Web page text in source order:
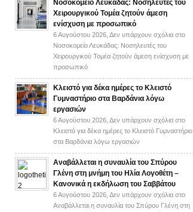
Νοσοκομείο Λευκάδας: Νοσηλευτές του
Χειρουργικού Τομέα ζητούν άμεση
ενίσχυση με προσωπικό
6 Αυγούστου 2026, Δεν υπάρχουν σχόλια στο
Νοσοκομείο Λευκάδας: Νοσηλευτές του
Χειρουργικού Τομέα ζητούν άμεση ενίσχυση με
προσωπικό
Κλειστό για δέκα ημέρες το Κλειστό
Γυμναστήριο στα Βαρδάνια λόγω
εργασιών
6 Αυγούστου 2026, Δεν υπάρχουν σχόλια στο
Κλειστό για δέκα ημέρες το Κλειστό Γυμναστήριο
στα Βαρδάνια λόγω εργασιών
Αναβάλλεται η συναυλία του Σπύρου
Γλένη στη μνήμη του Ηλία Λογοθέτη –
Κανονικά η εκδήλωση του Σαββάτου
6 Αυγούστου 2026, Δεν υπάρχουν σχόλια στο
Αναβάλλεται η συναυλία του Σπύρου Γλένη στη